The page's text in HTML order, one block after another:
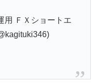
ＦＸショートエ